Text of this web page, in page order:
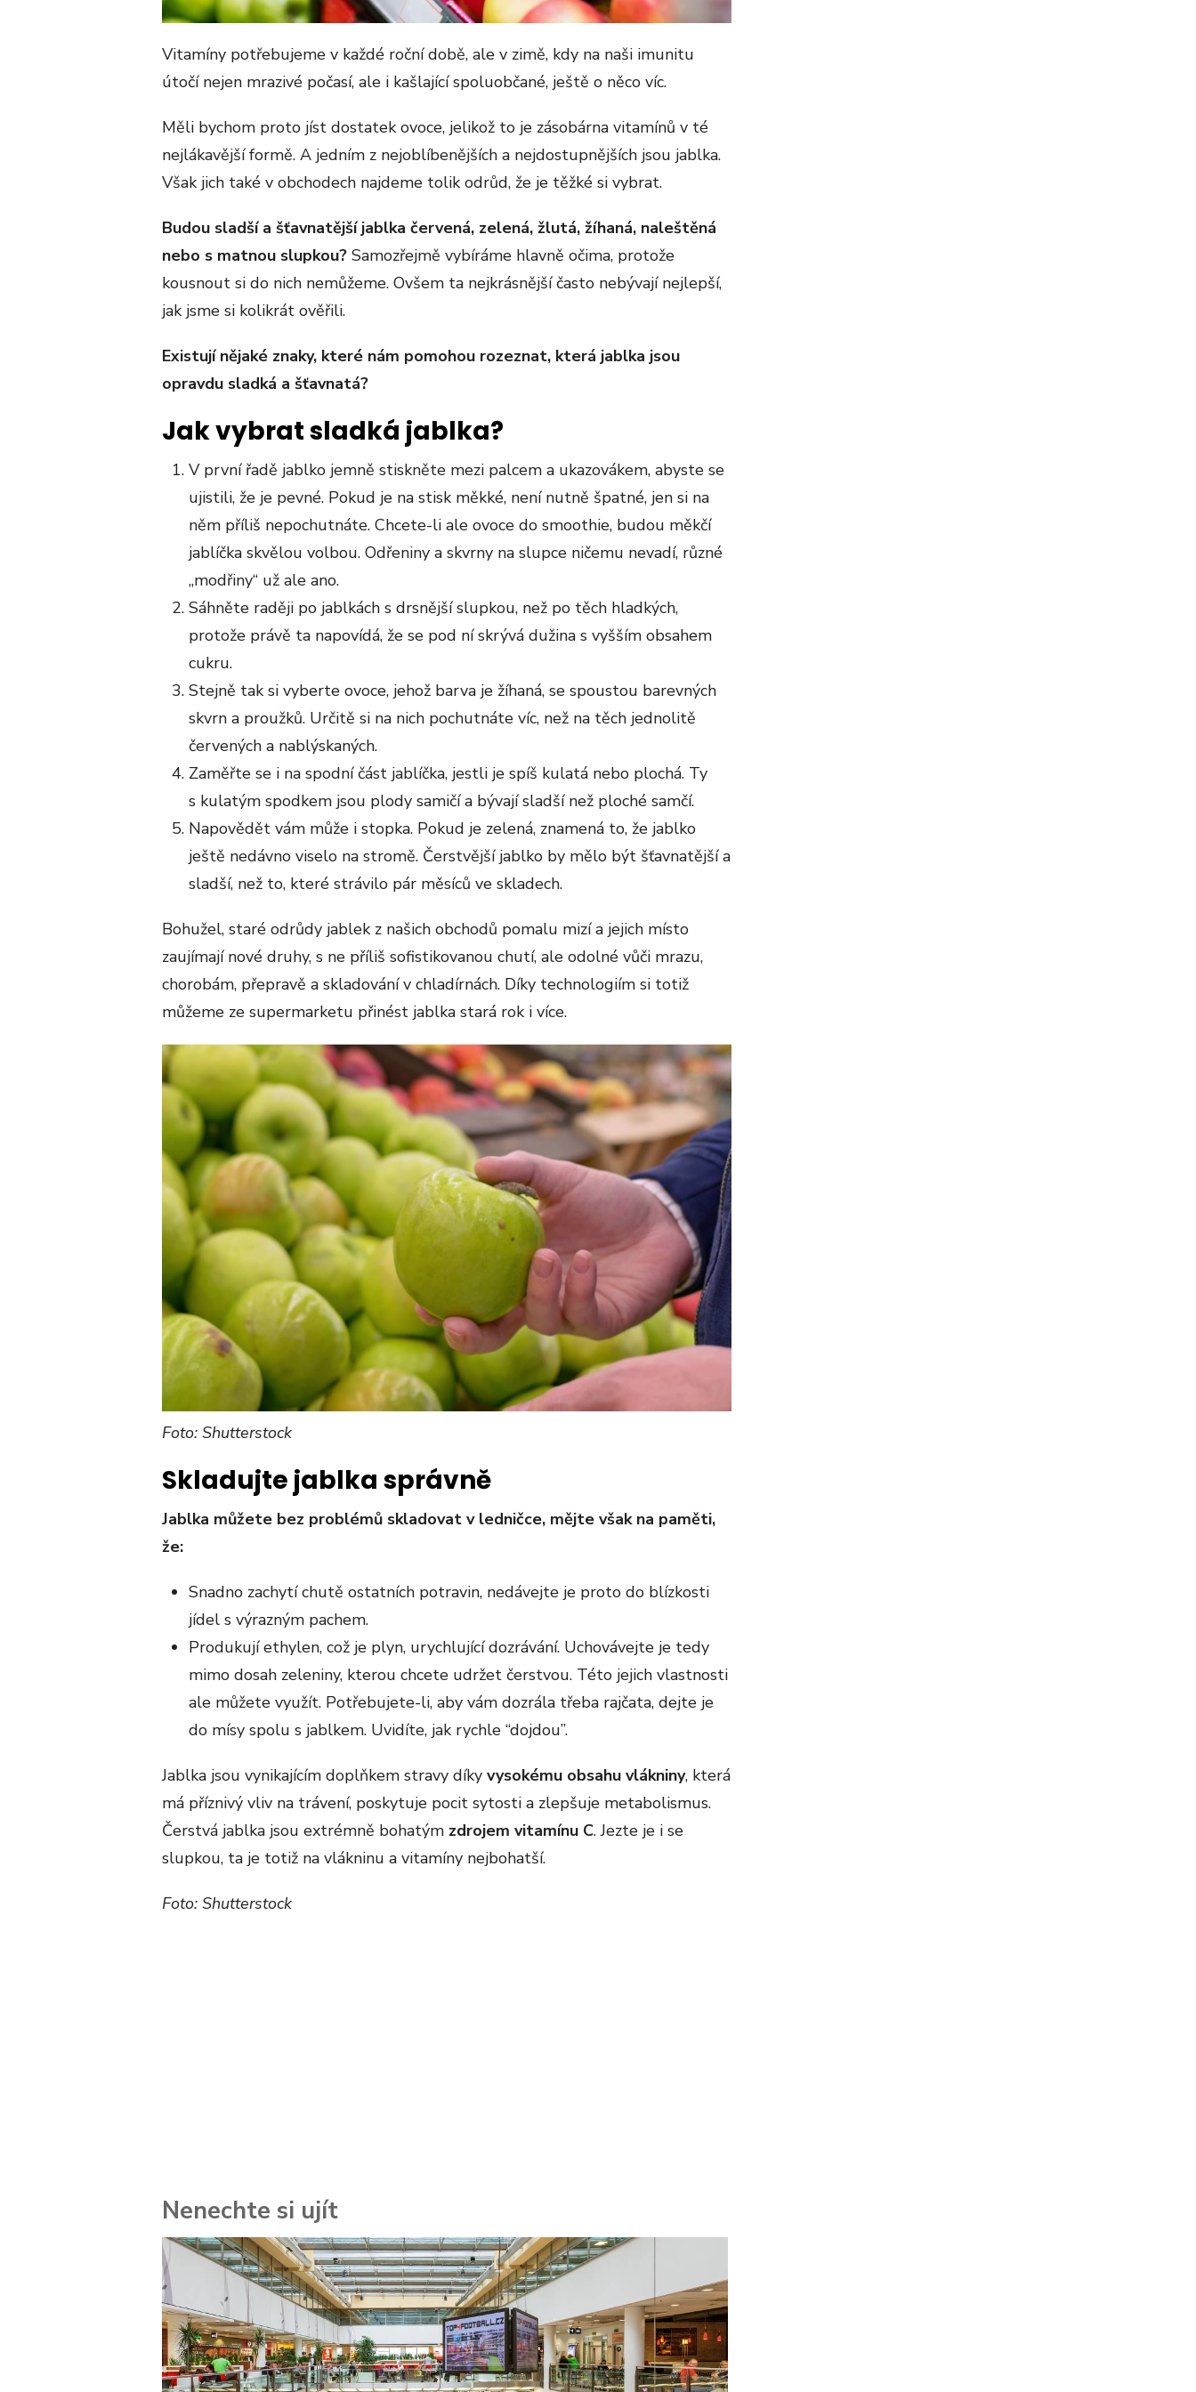
Vitamíny potřebujeme v každé roční době, ale v zimě, kdy na naši imunitu
útočí nejen mrazivé počasí, ale i kašlající spoluobčané, ještě o něco víc.
Měli bychom proto jíst dostatek ovoce, jelikož to je zásobárna vitamínů v té
nejlákavější formě. A jedním z nejoblíbenějších a nejdostupnějších jsou jablka.
Však jich také v obchodech najdeme tolik odrůd, že je těžké si vybrat.
Budou sladší a šťavnatější jablka červená, zelená, žlutá, žíhaná, naleštěná
nebo s matnou slupkou? Samozřejmě vybíráme hlavně očima, protože
kousnout si do nich nemůžeme. Ovšem ta nejkrásnější často nebývají nejlepší,
jak jsme si kolikrát ověřili.
Existují nějaké znaky, které nám pomohou rozeznat, která jablka jsou
opravdu sladká a šťavnatá?
Jak vybrat sladká jablka?
V první řadě jablko jemně stiskněte mezi palcem a ukazovákem, abyste se
ujistili, že je pevné. Pokud je na stisk měkké, není nutně špatné, jen si na
něm příliš nepochutnáte. Chcete-li ale ovoce do smoothie, budou měkčí
jablíčka skvělou volbou. Odřeniny a skvrny na slupce ničemu nevadí, různé
„modřiny“ už ale ano.
Sáhněte raději po jablkách s drsnější slupkou, než po těch hladkých,
protože právě ta napovídá, že se pod ní skrývá dužina s vyšším obsahem
cukru.
Stejně tak si vyberte ovoce, jehož barva je žíhaná, se spoustou barevných
skvrn a proužků. Určitě si na nich pochutnáte víc, než na těch jednolitě
červených a nablýskaných.
Zaměřte se i na spodní část jablíčka, jestli je spíš kulatá nebo plochá. Ty
s kulatým spodkem jsou plody samičí a bývají sladší než ploché samčí.
Napovědět vám může i stopka. Pokud je zelená, znamená to, že jablko
ještě nedávno viselo na stromě. Čerstvější jablko by mělo být šťavnatější a
sladší, než to, které strávilo pár měsíců ve skladech.
Bohužel, staré odrůdy jablek z našich obchodů pomalu mizí a jejich místo
zaujímají nové druhy, s ne příliš sofistikovanou chutí, ale odolné vůči mrazu,
chorobám, přepravě a skladování v chladírnách. Díky technologiím si totiž
můžeme ze supermarketu přinést jablka stará rok i více.
Foto: Shutterstock
Skladujte jablka správně
Jablka můžete bez problémů skladovat v ledničce, mějte však na paměti,
že:
Snadno zachytí chutě ostatních potravin, nedávejte je proto do blízkosti
jídel s výrazným pachem.
Produkují ethylen, což je plyn, urychlující dozrávání. Uchovávejte je tedy
mimo dosah zeleniny, kterou chcete udržet čerstvou. Této jejich vlastnosti
ale můžete využít. Potřebujete-li, aby vám dozrála třeba rajčata, dejte je
do mísy spolu s jablkem. Uvidíte, jak rychle “dojdou”.
Jablka jsou vynikajícím doplňkem stravy díky vysokému obsahu vlákniny, která
má příznivý vliv na trávení, poskytuje pocit sytosti a zlepšuje metabolismus.
Čerstvá jablka jsou extrémně bohatým zdrojem vitamínu C. Jezte je i se
slupkou, ta je totiž na vlákninu a vitamíny nejbohatší.
Foto: Shutterstock
Nenechte si ujít